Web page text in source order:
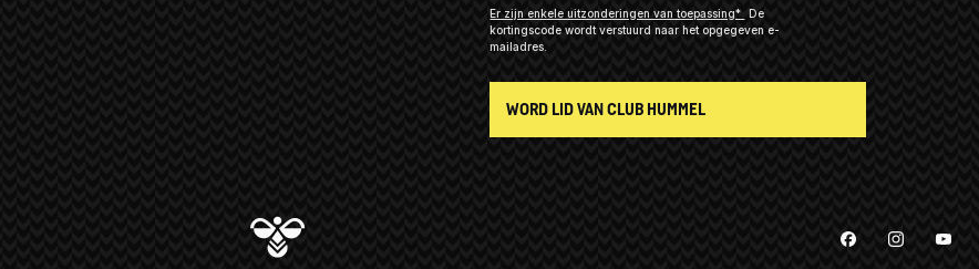
Er zijn enkele uitzonderingen van toepassing*
De
kortingscode wordt verstuurd naar het opgegeven e-
mailadres.
WORD LID VAN CLUB HUMMEL